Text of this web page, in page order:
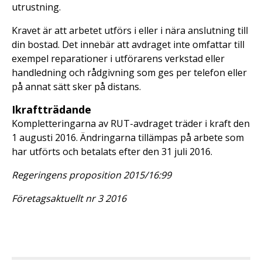
utrustning.
Kravet är att arbetet utförs i eller i nära anslutning till
din bostad. Det innebär att avdraget inte omfattar till
exempel reparationer i utförarens verkstad eller
handledning och rådgivning som ges per telefon eller
på annat sätt sker på distans.
Ikraftträdande
Kompletteringarna av RUT-avdraget träder i kraft den
1 augusti 2016. Ändringarna tillämpas på arbete som
har utförts och betalats efter den 31 juli 2016.
Regeringens proposition 2015/16:99
Företagsaktuellt nr 3 2016